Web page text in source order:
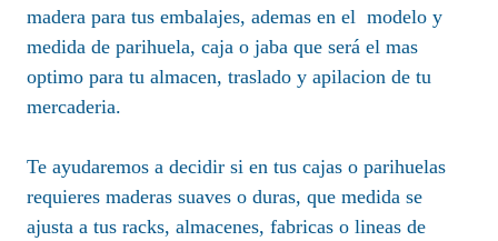
madera para tus embalajes, ademas en el modelo y
medida de parihuela, caja o jaba que será el mas
optimo para tu almacen, traslado y apilacion de tu
mercaderia.
Te ayudaremos a decidir si en tus cajas o parihuelas
requieres maderas suaves o duras, que medida se
ajusta a tus racks, almacenes, fabricas o lineas de